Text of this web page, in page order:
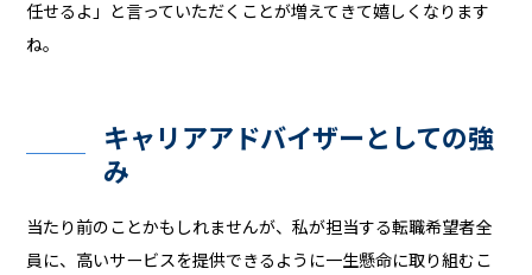
任せるよ」と言っていただくことが増えてきて嬉しくなります
ね。
キャリアアドバイザーとしての強
み
当たり前のことかもしれませんが、私が担当する転職希望者全
員に、高いサービスを提供できるように一生懸命に取り組むこ